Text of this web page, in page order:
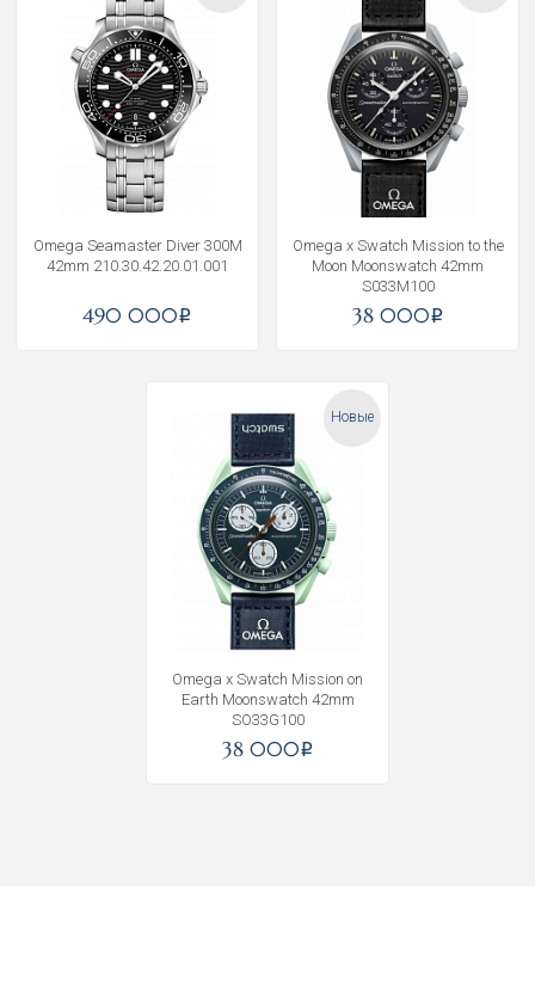
Omega Seamaster Diver 300M
42mm 210.30.42.20.01.001
490 000i
Omega x Swatch Mission to the
Moon Moonswatch 42mm
S033M100
38 000i
Новые
Omega x Swatch Mission on
Earth Moonswatch 42mm
SO33G100
38 000i